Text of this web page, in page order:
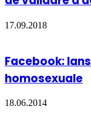
17.09.2018
Facebook:
homosexuale
18.06.2014